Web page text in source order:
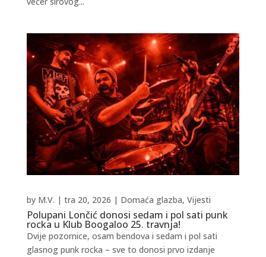
Polupani Lončić donosi sedam i pol sati punk
rocka u Klub Boogaloo 25. travnja!
by M.V. | tra 20, 2026 | Domaća glazba, Vijesti
Dvije pozornice, osam bendova i sedam i pol sati
glasnog punk rocka – sve to donosi prvo izdanje